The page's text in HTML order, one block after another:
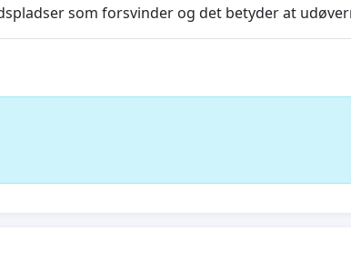
som forsvinder og det betyder at